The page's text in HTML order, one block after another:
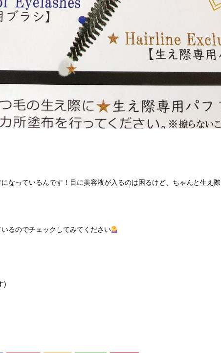
なっているんです！目に美容液が入るのは困るけど、ちゃんと生え
るのでチェックしてみてください
)